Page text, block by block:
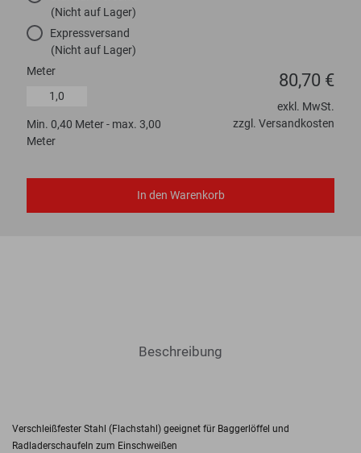
(Nicht auf Lager)
Expressversand
(Nicht auf Lager)
80,70 €
exkl. MwSt.
zzgl. Versandkosten
Meter
Min. 0,40 Meter - max. 3,00
Meter
In den Warenkorb
Beschreibung
Verschleißfester Stahl (Flachstahl) geeignet für Baggerlöffel und
Radladerschaufeln zum Einschweißen